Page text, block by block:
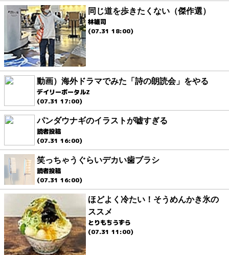
同じ道を歩きたくない（傑作選）
林雄司
(07.31 18:00)
動画）海外ドラマでみた「詩の朗読会」をやる
デイリーポータルZ
(07.31 17:00)
パンダウナギのイラストが嘘すぎる
読者投稿
(07.31 16:00)
笑っちゃうぐらいデカい歯ブラシ
読者投稿
(07.31 16:00)
ほどよく冷たい！そうめんかき氷の
ススメ
とりもちうずら
(07.31 11:00)